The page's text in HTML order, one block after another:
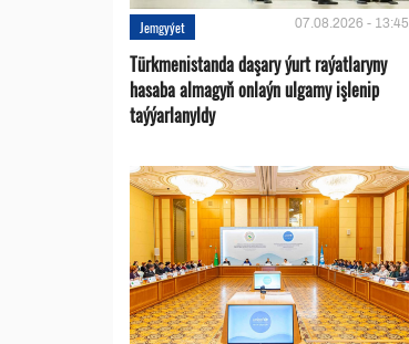
Jemgyýet 07.08.2026 - 13:45
Türkmenistanda daşary ýurt raýatlaryny
hasaba almagyň onlaýn ulgamy işlenip
taýýarlanyldy